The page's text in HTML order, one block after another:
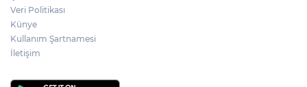
Veri Politikası
Künye
Kullanım Şartnamesi
İletişim